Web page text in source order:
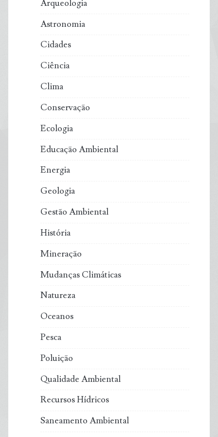
estão
Arqueologia
Astronomia
Cidades
Ciência
Clima
Conservação
Ecologia
Educação Ambiental
Energia
Geologia
Gestão Ambiental
História
Mineração
Mudanças Climáticas
Natureza
Oceanos
Pesca
Poluição
Qualidade Ambiental
Recursos Hídricos
Saneamento Ambiental